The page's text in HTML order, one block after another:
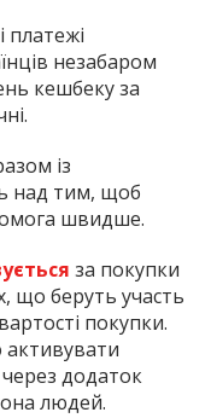
платежі
незабаром
кешбеку за
із
над тим, щоб
швидше.
за покупки
що беруть участь
покупки.
додаток
людей.